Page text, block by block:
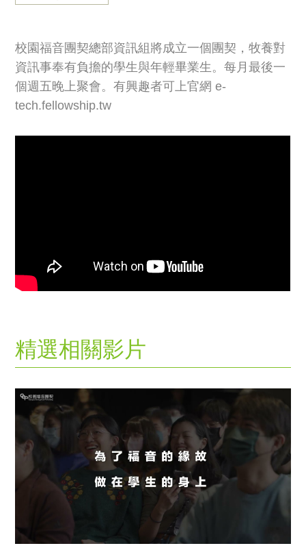
校園福音團契總部資訊組將成立一個團契，牧養對
資訊事奉有負擔的學生與年輕畢業生。每月最後一
個週五晚上聚會。有興趣者可上官網 e-
tech.fellowship.tw
精選相關影片